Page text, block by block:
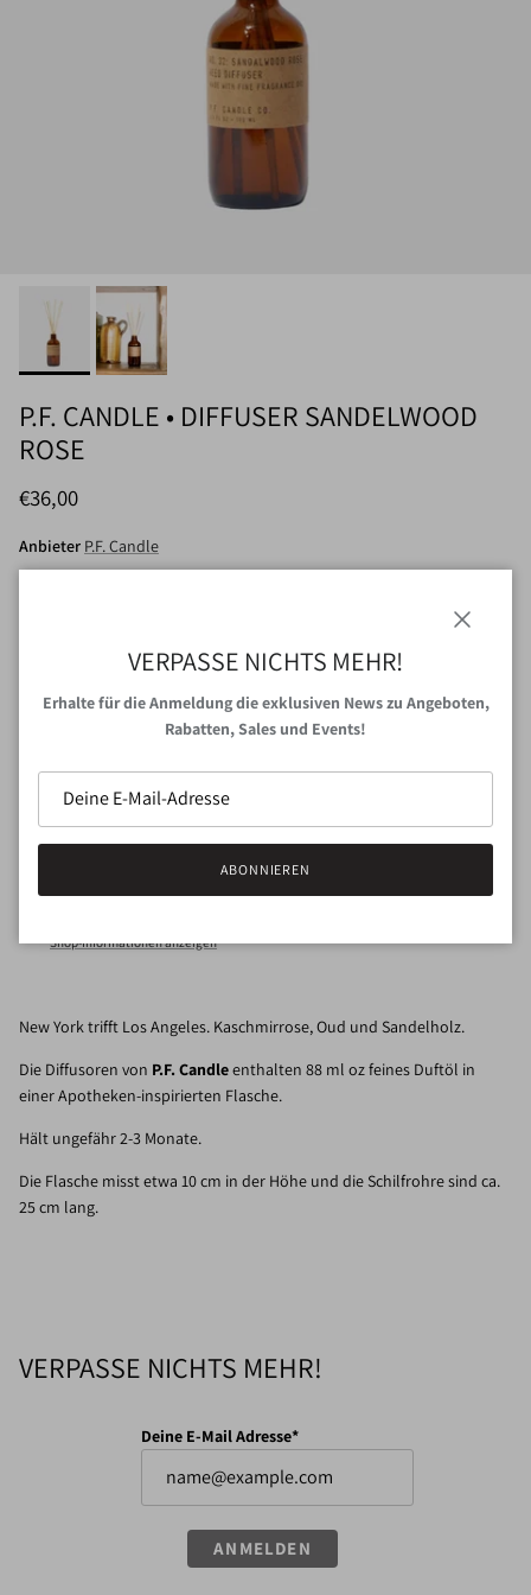
P.F. CANDLE • DIFFUSER SANDELWOOD
ROSE
Normaler Preis
€36,00
Anbieter P.F. Candle
IN DEN WARENKORB
Shop-Informationen anzeigen
New York trifft Los Angeles. Kaschmirrose, Oud und Sandelholz.
Die Diffusoren von P.F. Candleenthalten 88 ml oz feines Duftöl in
einer Apotheken-inspirierten Flasche.
Hält ungefähr 2-3 Monate.
Die Flasche misst etwa 10 cm in der Höhe und die Schilfrohre sind ca.
25 cm lang.
VERPASSE NICHTS MEHR!
Deine E-Mail Adresse*
ANMELDEN
VERPASSE NICHTS MEHR!
Erhalte für die Anmeldung die exklusiven News zu Angeboten,
Rabatten, Sales und Events!
ABONNIEREN